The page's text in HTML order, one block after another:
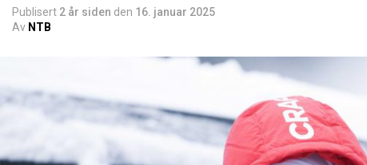
Publisert 2 år siden den 16. januar 2025
Av NTB